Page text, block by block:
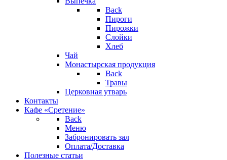
Back
Пироги
Пирожки
Слойки
Хлеб
Чай
Монастырская продукция
Back
Травы
Церковная утварь
Контакты
Кафе «Сретение»
Back
Меню
Забронировать зал
Оплата/Доставка
Полезные статьи